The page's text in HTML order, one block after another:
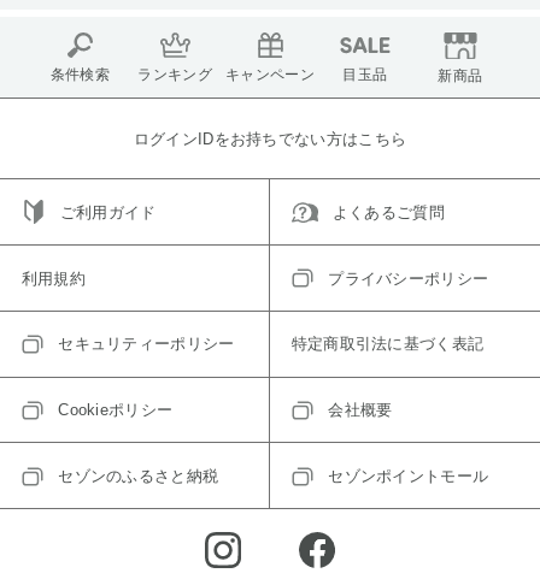
条件検索 ランキング キャンペーン 目玉品 新商品
ログインIDをお持ちでない方はこちら
ご利用ガイド よくあるご質問
利用規約 プライバシーポリシー
セキュリティーポリシー 特定商取引法に基づく表記
Cookieポリシー 会社概要
セゾンのふるさと納税 セゾンポイントモール